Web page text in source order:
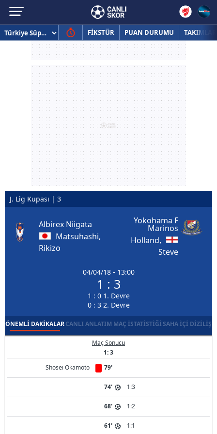
FİKSTÜR PUAN DURUMU TAKIMLAR
J. Lig Kupası | 3
Albirex Niigata
Matsuhashi,
Rikizo
04/04/18 - 13:00
1 : 3
1 : 0 1. Devre
0 : 3 2. Devre
Yokohama F
Marinos
Holland,
Steve
ÖNEMLI DAKIKALARCANLI ANLATIM MAÇ İSTATISTIĞISAHA İÇI DIZILIŞ
Maç Sonucu
1: 3
Shosei Okamoto
79'
74' 1:3
68' 1:2
61' 1:1